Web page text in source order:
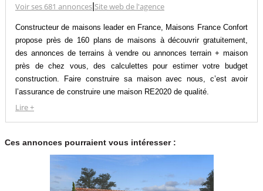
Voir ses 681 annonces| Site web de l'agence
Constructeur de maisons leader en France, Maisons France Confort
propose près de 160 plans de maisons à découvrir gratuitement,
des annonces de terrains à vendre ou annonces terrain + maison
près de chez vous, des calculettes pour estimer votre budget
construction. Faire construire sa maison avec nous, c’est avoir
l’assurance de construire une maison RE2020 de qualité.
Faire appel à un constructeur pour son projet de construction de
Ce choix est celui de la sécurité, en choisissant un constructeur
comme Maisons France Confort vous profitez des garanties du
leader Français, d’un choix de plans de maisons catalogue et sur-
mesure et de l’expérience d’une entreprise
Lire +
Ces annonces pourraient vous intéresser :